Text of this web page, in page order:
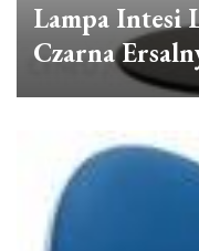
Lampa Intesi
Czarna